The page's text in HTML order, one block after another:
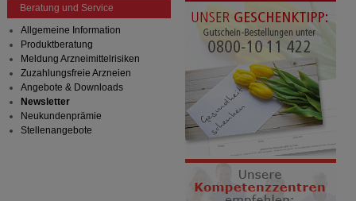
Beratung und Service
Allgemeine Information
Produktberatung
Meldung Arzneimittelrisiken
Zuzahlungsfreie Arzneien
Angebote & Downloads
Newsletter
Neukundenprämie
Stellenangebote